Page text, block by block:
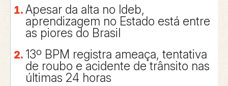
Apesar da alta no Ideb,
aprendizagem no Estado está entre
as piores do Brasil
13º BPM registra ameaça, tentativa
de roubo e acidente de trânsito nas
últimas 24 horas